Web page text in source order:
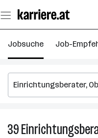
Seiteninhalt
springen
Jobsuche Job-
39